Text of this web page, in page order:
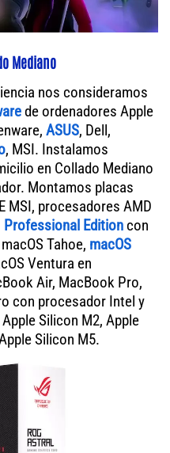
Mediano
nos consideramos
de ordenadores Apple
ASUS, Dell,
, MSI. Instalamos
en Collado Mediano
Montamos placas
MSI, procesadores AMD
Professional Edition con
Tahoe, macOS
Ventura en
Air, MacBook Pro,
con procesador Intel y
Silicon M2, Apple
Silicon M5.